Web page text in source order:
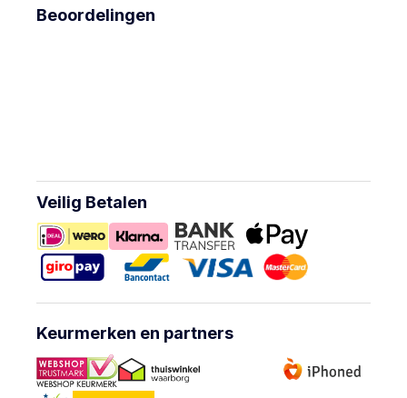
Beoordelingen
Veilig Betalen
Keurmerken en partners